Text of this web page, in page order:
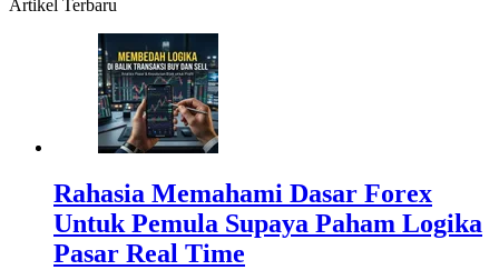
Artikel Terbaru
Rahasia Memahami Dasar Forex
Untuk Pemula Supaya Paham Logika
Pasar Real Time